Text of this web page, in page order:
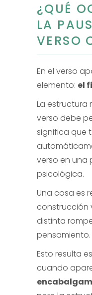
¿QUÉ
LA
VERSO
En el verso
elemento: el
La estructura
verso debe
significa que
verso en una
psicológica.
Una cosa es
construcción
distinta
pensamiento.
Esto resulta
cuando